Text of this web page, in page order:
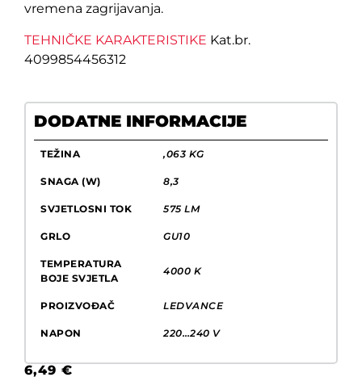
vremena zagrijavanja.
TEHNIČKE KARAKTERISTIKE Kat.br.
4099854456312
DODATNE INFORMACIJE
TEŽINA ,063 KG
SNAGA (W) 8,3
SVJETLOSNI TOK 575 LM
GRLO GU10
TEMPERATURA
BOJE SVJETLA
4000 K
PROIZVOĐAČ LEDVANCE
NAPON 220…240 V
6,49 €